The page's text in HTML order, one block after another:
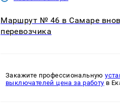
Маршрут № 46 в Самаре
перевозчика
Закажите профессиональную
выключателей цена за работу в